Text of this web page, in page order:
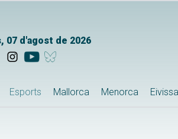
07 d'agost de 2026
Esports Mallorca Menorca Eivissa